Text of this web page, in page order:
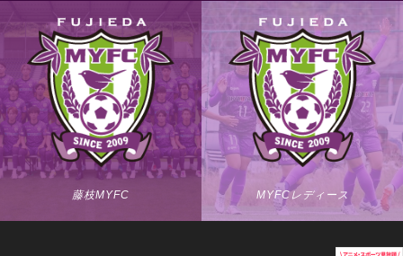
藤枝MYFC MYFCレディース